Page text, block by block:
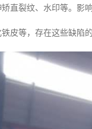
直裂纹、水印等。影
皮等，存在这些缺陷